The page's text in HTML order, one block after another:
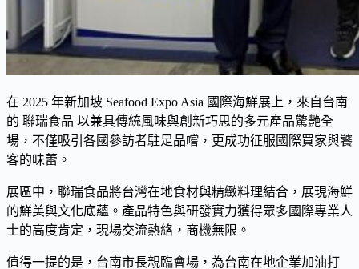
在 2025 年新加坡 Seafood Expo Asia 國際海鮮展上，來自台南
的 聯瑞食品 以兼具傳統風味與創新巧思的多元產品驚艷全
場，不僅吸引各國參訪者駐足品嚐，更成功征服國際買家與饕
客的味蕾。
展區中，聯瑞食品將台灣在地食材與精緻料理結合，展現海鮮
的鮮美與文化底蘊。產品特色與研發實力獲得眾多國際專業人
士的高度肯定，現場交流熱絡，商機無限。
值得一提的是，台南市長親臨會場，為台南在地企業加油打